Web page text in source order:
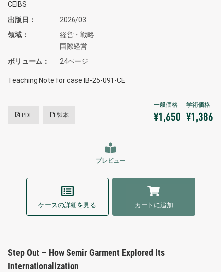
CEIBS
出版日
2026/03
領域
経営・戦略
国際経営
ボリューム
24ページ
Teaching Note for case IB-25-091-CE
PDF 製本 ¥1,650 ¥1,386
プレビュー
ケースの詳細を見る カートに追加
Step Out – How Semir Garment Explored Its
Internationalization